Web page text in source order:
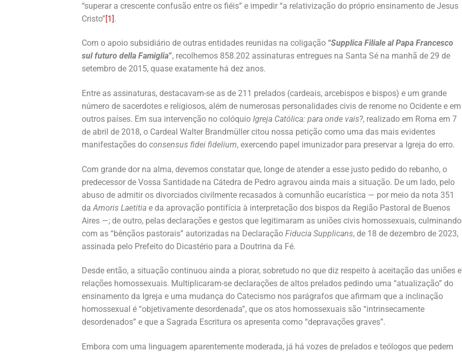
“superar a crescente confusão entre os fiéis” e impedir “a relativização do próprio ensinamento de Jesus
Cristo”[1].
Com o apoio subsidiário de outras entidades reunidas na coligação “Supplica Filiale al Papa Francesco
sul futuro della Famiglia”, recolhemos 858.202 assinaturas entregues na Santa Sé na manhã de 29 de
setembro de 2015, quase exatamente há dez anos.
Entre as assinaturas, destacavam-se as de 211 prelados (cardeais, arcebispos e bispos) e um grande
número de sacerdotes e religiosos, além de numerosas personalidades civis de renome no Ocidente e em
outros países. Em sua intervenção no colóquio Igreja Católica: para onde vais?, realizado em Roma em 7
de abril de 2018, o Cardeal Walter Brandmüller citou nossa petição como uma das mais evidentes
manifestações do consensus fidei fidelium, exercendo papel imunizador para preservar a Igreja do erro.
Com grande dor na alma, devemos constatar que, longe de atender a esse justo pedido do rebanho, o
predecessor de Vossa Santidade na Cátedra de Pedro agravou ainda mais a situação. De um lado, pelo
abuso de admitir os divorciados civilmente recasados à comunhão eucarística — por meio da nota 351
da Amoris Laetitia e da aprovação pontifícia à interpretação dos bispos da Região Pastoral de Buenos
Aires —; de outro, pelas declarações e gestos que legitimaram as uniões civis homossexuais, culminando
com as “bênçãos pastorais” autorizadas na Declaração Fiducia Supplicans, de 18 de dezembro de 2023,
assinada pelo Prefeito do Dicastério para a Doutrina da Fé.
Desde então, a situação continuou ainda a piorar, sobretudo no que diz respeito à aceitação das uniões e
relações homossexuais. Multiplicaram-se declarações de altos prelados pedindo uma “atualização” do
ensinamento da Igreja e uma mudança do Catecismo nos parágrafos que afirmam que a inclinação
homossexual é “objetivamente desordenada”, que os atos homossexuais são “intrinsecamente
desordenados” e que a Sagrada Escritura os apresenta como “depravações graves”.
Embora com uma linguagem aparentemente moderada, já há vozes de prelados e teólogos que pedem